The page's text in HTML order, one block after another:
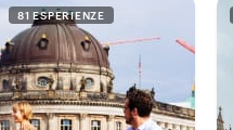
81 ESPERIENZE